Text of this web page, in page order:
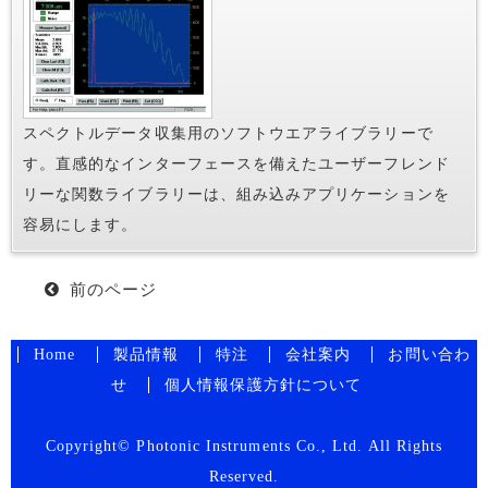
スペクトルデータ収集用のソフトウエアライブラリーで
す。直感的なインターフェースを備えたユーザーフレンド
リーな関数ライブラリーは、組み込みアプリケーションを
容易にします。
前のページ
Home 製品情報 特注 会社案内
お問い合わ
せ
個人情報保護方針について
Copyright© Photonic Instruments Co., Ltd. All Rights
Reserved.